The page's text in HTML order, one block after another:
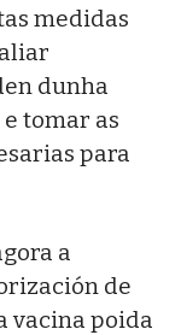
medidas
dunha
tomar as
para
a
de
vacina poida